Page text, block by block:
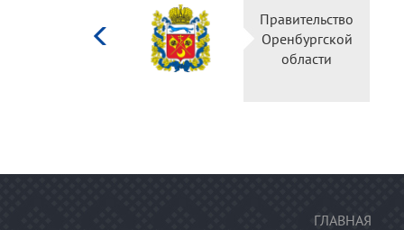
Правительство
Оренбургской
области
ГЛАВНАЯ